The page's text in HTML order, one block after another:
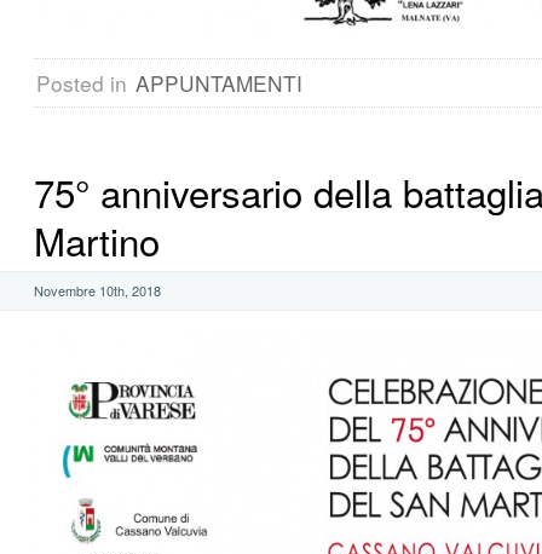
Posted in APPUNTAMENTI
75° anniversario della
Martino
Novembre 10th, 2018